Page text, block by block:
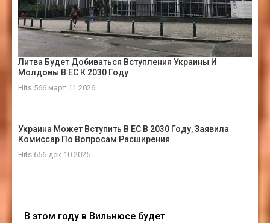
Литва Будет Добиваться Вступления Украины И
Молдовы В ЕС К 2030 Году
Hits:566 март 11 2026
Украина Может Вступить В ЕС В 2030 Году, Заявила
Комиссар По Вопросам Расширения
Hits:666 дек 10 2025
В этом году в Вильнюсе будет